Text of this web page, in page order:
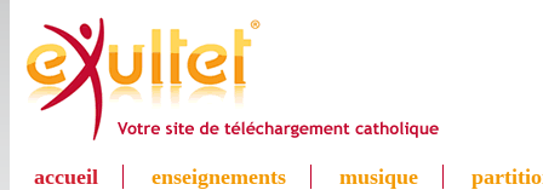
accueil enseignements musique